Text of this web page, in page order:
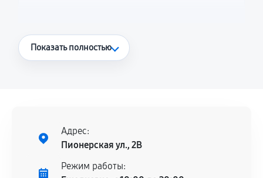
Что считается гарантийным случаем
нормальной эксплуатации в течение
гарантийного срока.
Несоответствие комплектующей заявленным
техническим характеристикам.
Показать полностью
Адрес:
Пионерская ул., 2В
Режим работы: